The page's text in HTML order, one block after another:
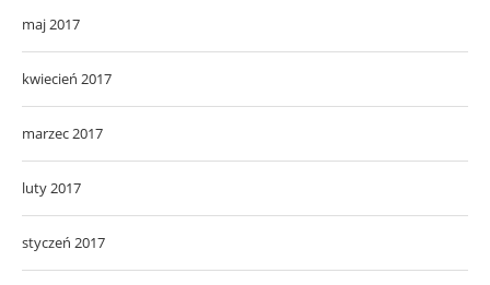
maj 2017
kwiecień 2017
marzec 2017
luty 2017
styczeń 2017